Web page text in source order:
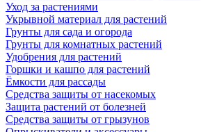
Уход за растениями
Укрывной материал для растений
Грунты для сада и огорода
Грунты для комнатных растений
Удобрения для растений
Горшки и кашпо для растений
Ёмкости для рассады
Средства защиты от насекомых
Защита растений от болезней
Средства защиты от грызунов